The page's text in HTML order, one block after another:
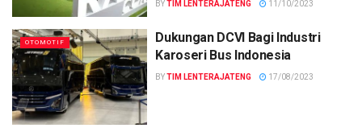
BYTIM LENTERAJATENG 11/10/2023
OTOMOTIF
Dukungan DCVI Bagi Industri
Karoseri Bus Indonesia
BYTIM LENTERAJATENG 17/08/2023